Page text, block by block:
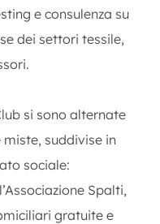
e consulenza su
dei settori tessile,
si sono alternate
suddivise in
sociale:
Spalti,
gratuite e